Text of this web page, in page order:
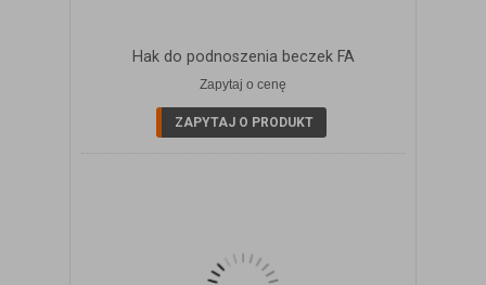
Hak do podnoszenia beczek FA
Zapytaj o cenę
ZAPYTAJ O PRODUKT
ZOBACZ SZCZEGÓŁY